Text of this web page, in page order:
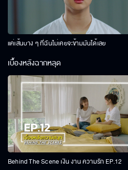
แค่เส้นบาง ๆ ที่ฉันไม่เคยจะข้ามมันได้เลย
เบื้องหลังฉากหลุด
Behind The Scene เงิน งาน ความรัก EP.12